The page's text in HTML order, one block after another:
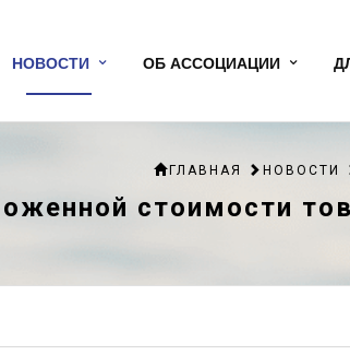
НОВОСТИ ОБ АССОЦИАЦИИ
ГЛАВНАЯ НОВОСТИ
стоимости